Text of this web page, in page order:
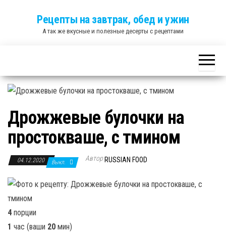
Рецепты на завтрак, обед и ужин
А так же вкусные и полезные десерты с рецептами
Дрожжевые булочки на
простокваше, с тмином
04.12.2020 Выкл. Автор RUSSIAN FOOD
4порции
1 час (ваши 20 мин)